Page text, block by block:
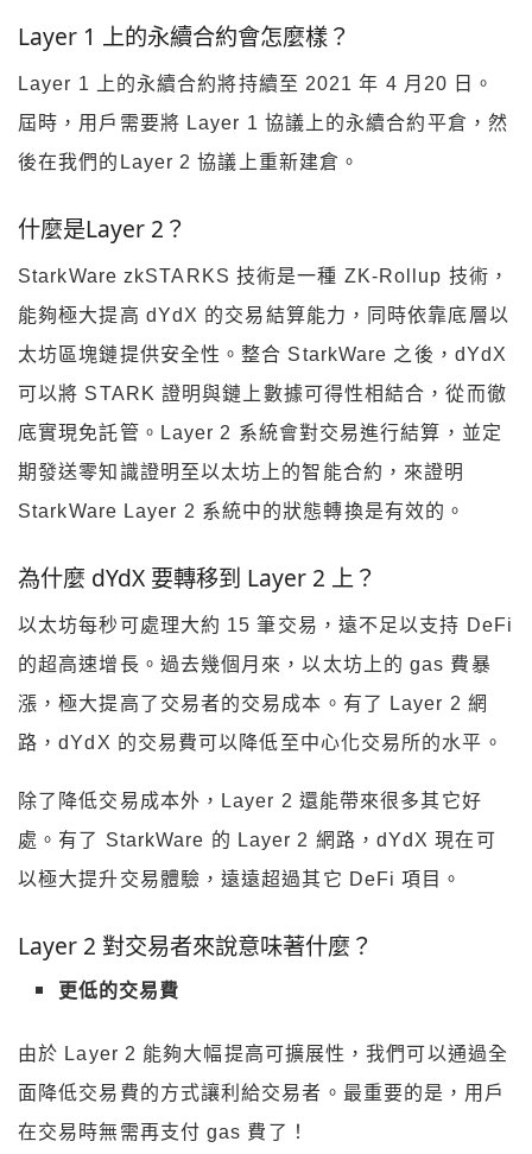
Layer 1 上的永續合約會怎麼樣？
Layer 1 上的永續合約將持續至 2021 年 4 月20 日。
屆時，用戶需要將 Layer 1 協議上的永續合約平倉，然
後在我們的Layer 2 協議上重新建倉。
什麼是Layer 2？
StarkWare zkSTARKS 技術是一種 ZK-Rollup 技術，
能夠極大提高 dYdX 的交易結算能力，同時依靠底層以
太坊區塊鏈提供安全性。整合 StarkWare 之後，dYdX
可以將 STARK 證明與鏈上數據可得性相結合，從而徹
底實現免託管。Layer 2 系統會對交易進行結算，並定
期發送零知識證明至以太坊上的智能合約，來證明
StarkWare Layer 2 系統中的狀態轉換是有效的。
為什麼 dYdX 要轉移到 Layer 2 上？
以太坊每秒可處理大約 15 筆交易，遠不足以支持 DeFi
的超高速增長。過去幾個月來，以太坊上的 gas 費暴
漲，極大提高了交易者的交易成本。有了 Layer 2 網
路，dYdX 的交易費可以降低至中心化交易所的水平。
除了降低交易成本外，Layer 2 還能帶來很多其它好
處。有了 StarkWare 的 Layer 2 網路，dYdX 現在可
以極大提升交易體驗，遠遠超過其它 DeFi 項目。
Layer 2 對交易者來說意味著什麼？
更低的交易費
由於 Layer 2 能夠大幅提高可擴展性，我們可以通過全
面降低交易費的方式讓利給交易者。最重要的是，用戶
在交易時無需再支付 gas 費了！